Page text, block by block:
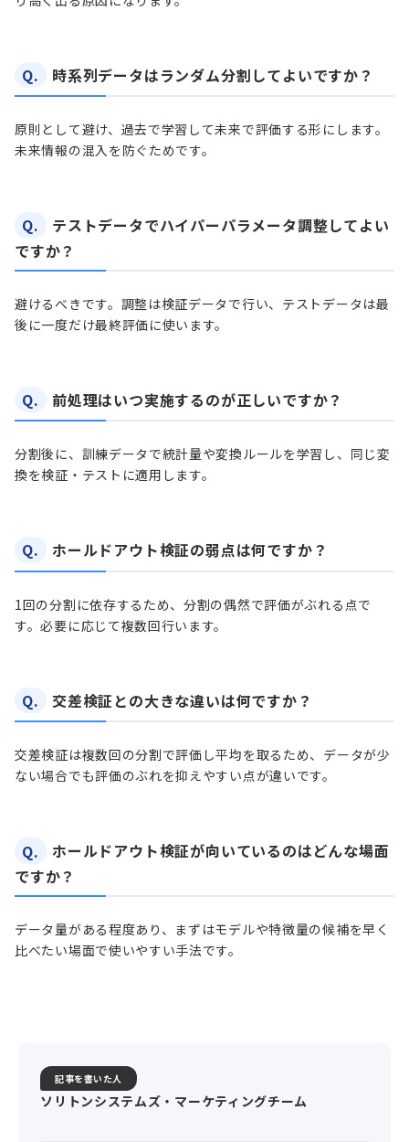
Q. 時系列データはランダム分割してよいですか？
原則として避け、過去で学習して未来で評価する形にします。
未来情報の混入を防ぐためです。
Q.
テストデータでハイパーパラメータ調整してよい
ですか？
避けるべきです。調整は検証データで行い、テストデータは最
後に一度だけ最終評価に使います。
Q. 前処理はいつ実施するのが正しいですか？
分割後に、訓練データで統計量や変換ルールを学習し、同じ変
換を検証・テストに適用します。
Q. ホールドアウト検証の弱点は何ですか？
1回の分割に依存するため、分割の偶然で評価がぶれる点で
す。必要に応じて複数回行います。
Q. 交差検証との大きな違いは何ですか？
交差検証は複数回の分割で評価し平均を取るため、データが少
ない場合でも評価のぶれを抑えやすい点が違いです。
Q.
ホールドアウト検証が向いているのはどんな場面
ですか？
データ量がある程度あり、まずはモデルや特徴量の候補を早く
比べたい場面で使いやすい手法です。
記事を書いた人
ソリトンシステムズ・マーケティングチーム